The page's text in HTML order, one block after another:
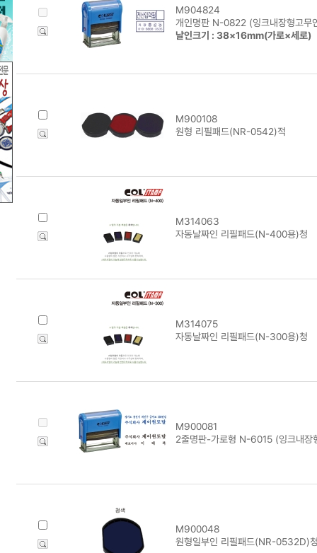
M904824
개인명판 N-0822 (잉크내장형고
날인크기 : 38×16mm(가로×세로)
M900108
원형 리필패드(NR-0542)적
M314063
자동날짜인 리필패드(N-400용)청
M314075
자동날짜인 리필패드(N-300용)청
M900081
2줄명판-가로형 N-6015 (잉크내
M900048
원형일부인 리필패드(NR-0532D)